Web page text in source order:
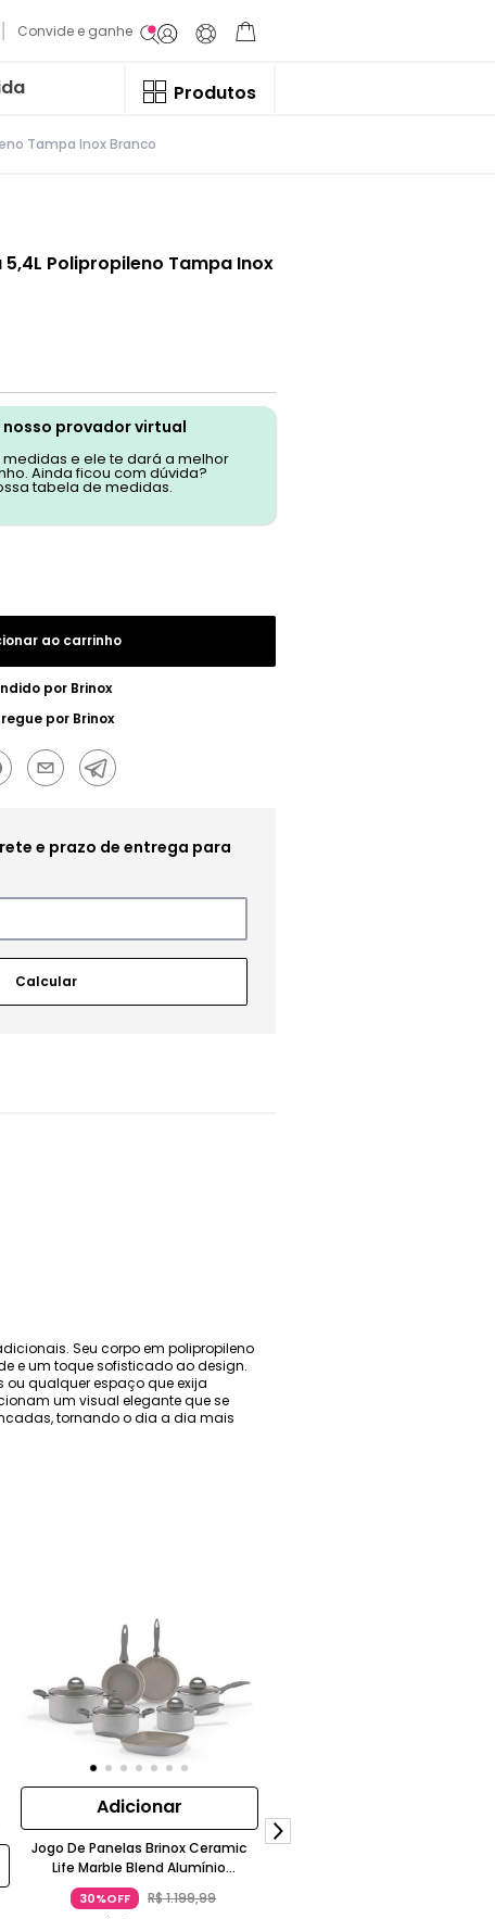
Convide e ganhe
Produtos
Tampa Inox Branco
Polipropileno Tampa Inox
provador virtual
medidas e ele te dará a melhor
Ainda ficou com dúvida?
tabela de medidas.
ao carrinho
por Brinox
por Brinox
Seu corpo em polipropileno
e um toque sofisticado ao design.
ou qualquer espaço que exija
um visual elegante que se
tornando o dia a dia mais
Adicionar
Jogo De Panelas Brinox Ceramic
Life Marble Blend Alumínio
Antiaderente Cinza Claro 7 Peças
Indução
30%OFF R$1.199,99